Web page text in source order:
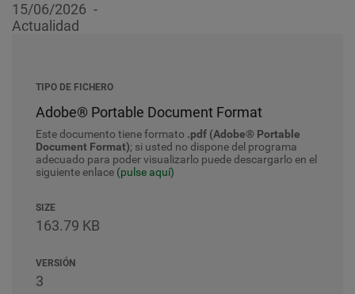
15/06/2026
Actualidad
TIPO DE FICHERO
Adobe® Portable Document Format
Este documento tiene formato .pdf (Adobe® Portable
Document Format); si usted no dispone del programa
adecuado para poder visualizarlo puede descargarlo en el
siguiente enlace (pulse aquí)
SIZE
163.79 KB
VERSIÓN
3